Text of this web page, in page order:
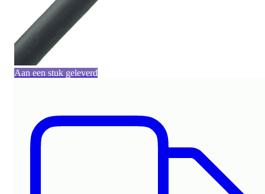
Aan een stuk geleverd